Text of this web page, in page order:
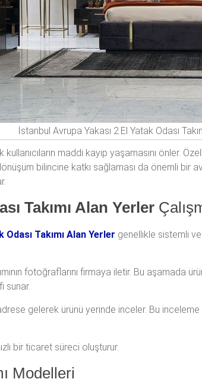
İstanbul Avrupa Yakası 2.El Yatak Odası
maddi kayıp yaşamasını önler.
bilincine katkı sağlaması da önemli bir
Takımı Alan Yerler
Odası Takımı Alan Yerler genellikle sistemli
fotoğraflarını firmaya iletir. Bu aşamada
sunar.
gelerek ürünü yerinde inceler. Bu
bir ticaret süreci oluşturur.
Modelleri